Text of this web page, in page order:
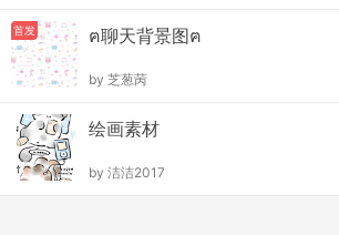
首发 ฅ聊天背景图ฅ
by 芝葱苪
绘画素材
by 洁洁2017